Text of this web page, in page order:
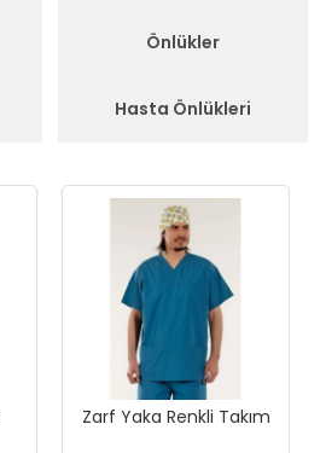
Önlükler
Hasta Önlükleri
Zarf Yaka Renkli Takım